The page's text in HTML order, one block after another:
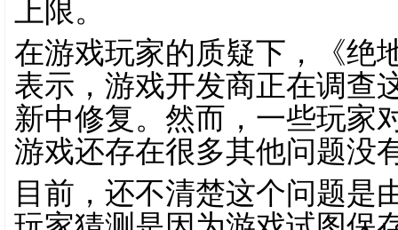
在游戏玩家的质疑下，《绝
表示，游戏开发商正在调查
新中修复。然而，一些玩家
游戏还存在很多其他问题没
目前，还不清楚这个问题是